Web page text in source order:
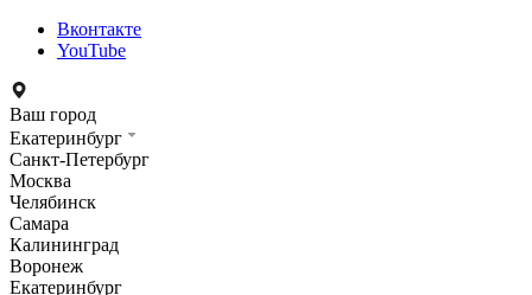
Вконтакте
YouTube
Ваш город
Екатеринбург
Санкт-Петербург
Москва
Челябинск
Самара
Калининград
Воронеж
Екатеринбург